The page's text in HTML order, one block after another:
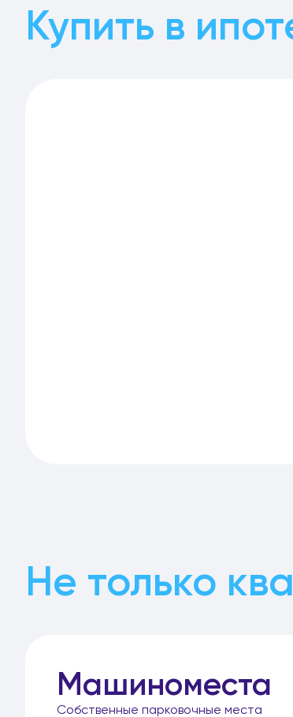
Купить в
Не только
Машиноместа
Собственные парковочные места